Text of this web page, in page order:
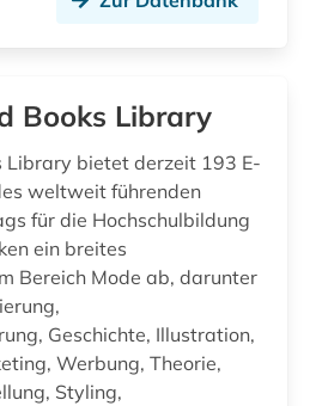
Theater und Tanz (0)
Fertigungstechnik (0)
Books Library
Library bietet derzeit 193 E-
weltweit führenden
für die Hochschulbildung
ein breites
Bereich Mode ab, darunter
Geschichte, Illustration,
Werbung, Theorie,
Styling,